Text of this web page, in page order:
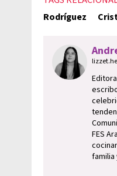
Rodríguez
FES
familia